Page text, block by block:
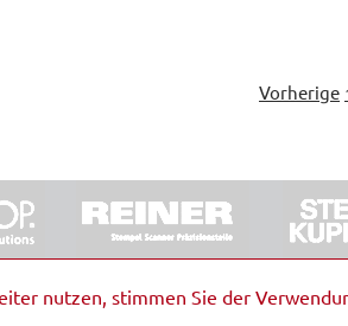
nutzen, stimmen Sie der
Vorherige
GmbH & Co. KG